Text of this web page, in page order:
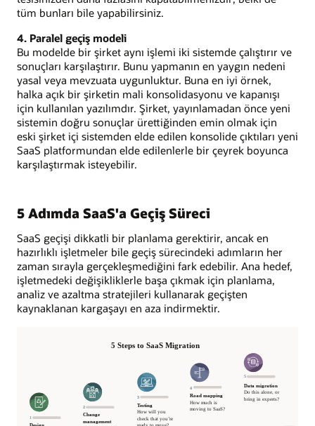
tüm bunları bile yapabilirsiniz.
4. Paralel geçiş modeli
Bu modelde bir şirket aynı işlemi iki sistemde çalıştırır ve
sonuçları karşılaştırır. Bunu yapmanın en yaygın nedeni
yasal veya mevzuata uygunluktur. Buna en iyi örnek,
halka açık bir şirketin mali konsolidasyonu ve kapanışı
için kullanılan yazılımdır. Şirket, yayınlamadan önce yeni
sistemin doğru sonuçlar ürettiğinden emin olmak için
eski şirket içi sistemden elde edilen konsolide çıktıları yeni
SaaS platformundan elde edilenlerle bir çeyrek boyunca
karşılaştırmak isteyebilir.
5 Adımda SaaS'a Geçiş Süreci
SaaS geçişi dikkatli bir planlama gerektirir, ancak en
hazırlıklı işletmeler bile geçiş sürecindeki adımların her
zaman sırayla gerçekleşmediğini fark edebilir. Ana hedef,
işletmedeki değişikliklerle başa çıkmak için planlama,
analiz ve azaltma stratejileri kullanarak geçişten
kaynaklanan kargaşayı en aza indirmektir.